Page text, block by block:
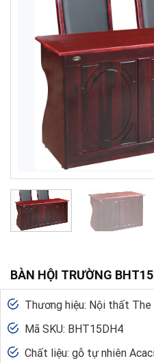
BÀN HỘI TRƯỜNG
Thương hiệu: Nội thất The
Mã SKU: BHT15DH4
Chất liệu: gỗ tự nhiên